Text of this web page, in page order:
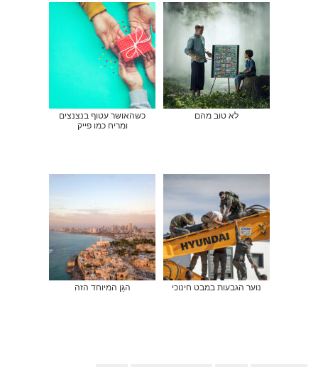
לא טוב מהם
כשהאושר עטוף בנצנצים
ומריח כמו פייק
נוער הגבעות במבט חינוכי הגֵּן המיוחד הזה